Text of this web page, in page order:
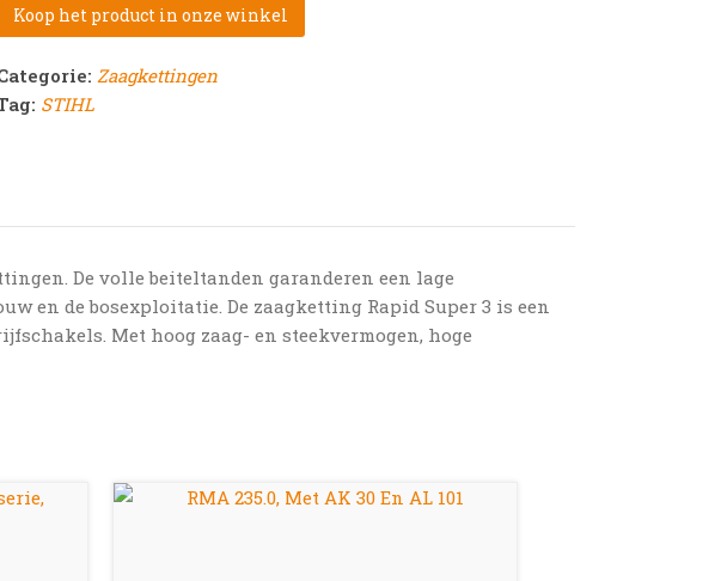
Koop het product in onze winkel
Zaagkettingen
STIHL
De volle beiteltanden garanderen een lage
en de bosexploitatie. De zaagketting Rapid Super 3 is een
Met hoog zaag- en steekvermogen, hoge